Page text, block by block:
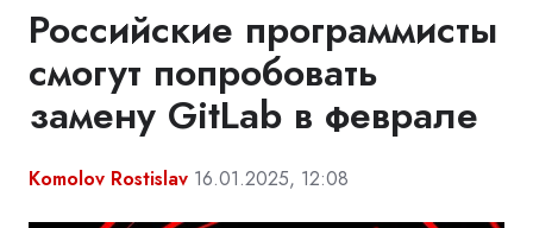
Российские программисты
смогут попробовать
замену GitLab в феврале
Komolov Rostislav 16.01.2025, 12:08